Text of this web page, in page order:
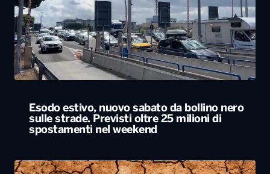
Esodo estivo, nuovo sabato da bollino nero
sulle strade. Previsti oltre 25 milioni di
spostamenti nel weekend